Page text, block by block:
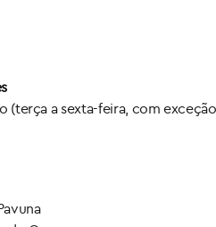
(terça a sexta-feira, com